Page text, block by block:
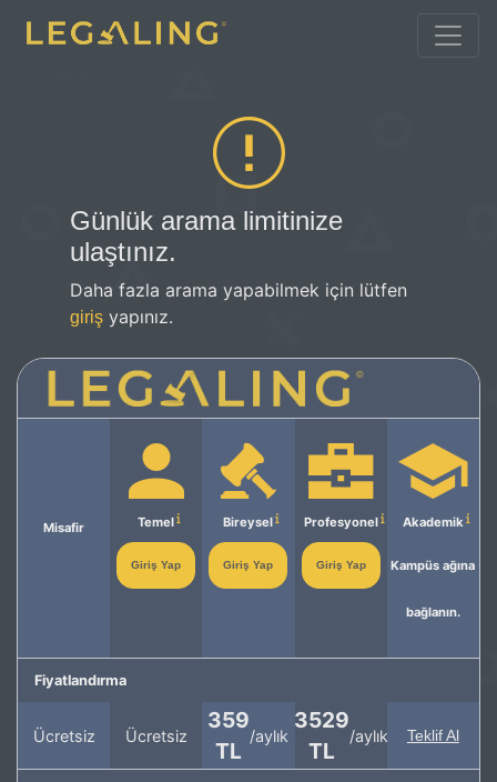
Günlük arama limitinize
ulaştınız.
Daha fazla arama yapabilmek için lütfen
giriş yapınız.
Misafir Temel
Giriş Yap
Bireysel
Giriş Yap
Profesyonel
Giriş Yap
Akademik
Kampüs ağına
bağlanın.
Fiyatlandırma
Ücretsiz Ücretsiz
359
TL
/aylık
3529
TL
/aylık Teklif Al